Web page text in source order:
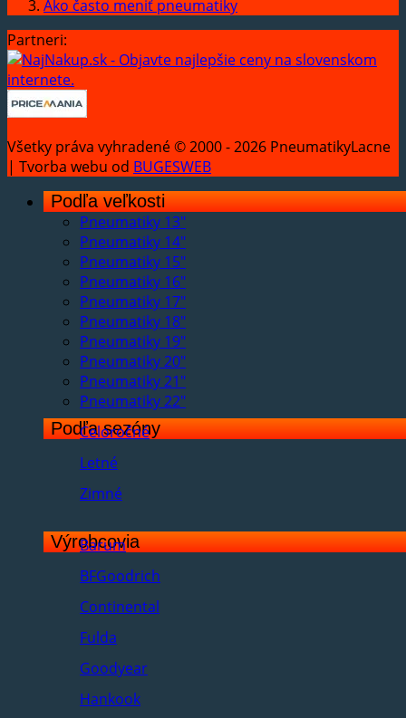
Ako často meniť pneumatiky
Partneri:
Všetky práva vyhradené © 2000 - 2026 PneumatikyLacne
| Tvorba webu od BUGESWEB
Podľa veľkosti
Pneumatiky 13"
Pneumatiky 14"
Pneumatiky 15"
Pneumatiky 16"
Pneumatiky 17"
Pneumatiky 18"
Pneumatiky 19"
Pneumatiky 20"
Pneumatiky 21"
Pneumatiky 22"
Podľa sezóny
Celoročné
Letné
Zimné
Výrobcovia
Barum
BFGoodrich
Continental
Fulda
Goodyear
Hankook